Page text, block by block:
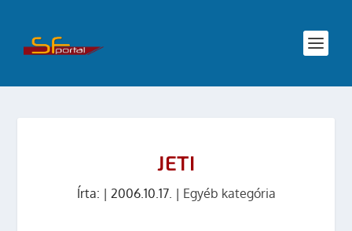
JETI
Írta: | 2006.10.17. | Egyéb kategória